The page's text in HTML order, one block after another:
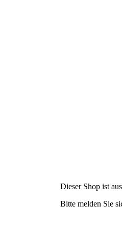
Dieser Shop ist
Bitte melden Sie